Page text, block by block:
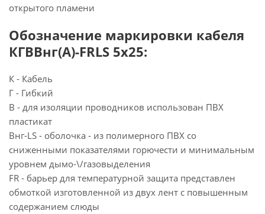
открытого пламени
Обозначение маркировки кабеля
КГВВнг(А)-FRLS 5х25:
К - Кабель
Г - Гибкий
В - для изоляции проводников использован ПВХ
пластикат
Внг-LS - оболочка - из полимерного ПВХ со
сниженными показателями горючести и минимальным
уровнем дымо-\/газовыделения
FR - барьер для температурной защита представлен
обмоткой изготовленной из двух лент с повышенным
содержанием слюды